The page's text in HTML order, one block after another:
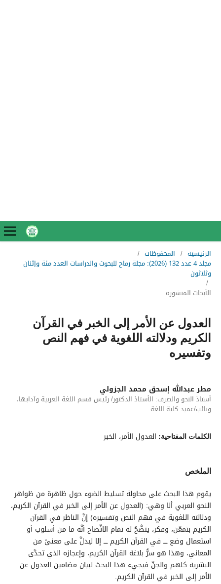
الرئيسية / المحفوظات /
مجلد 4 عدد 132 (2026): مجلة رماح للبحوث والدراسات العدد مئة وإثنان
وثلاثون
/
الأبحاث المنشورة
العدول عن الأمر إلى الخبر في القرآن
الكريم ودلالته اللغوية في فهم النص
وتفسيره
مطر عبدالله إسحق محمد الجزولي
أستاذ النحو والصرف: الأستاذ الدكتور/ رئيس قسم اللغة العربية وآدابها،
ونائب/عميد كلية اللغة
الكلمات المفتاحية: العدول الأمر، الخبر
الملخص
يقوم هذا البحث على محاولة تسليط الضوء حول ظاهرة من ظواهر
النحو العربي ألا وهي: (العدول عن الأمر إلى الخبر في القرآن الكريم،
ودلالته اللغوية في فهم النص وتفسيره) إنَّ الناظر في القرآن
الكريم بتمعّن، وفكر، يتضَّحُ له تمام الاتِّضاح أنَّه ما من أسلوب أو
استعمال وضع ــــ في القرآن الكريم ــــ إلا ليدلَّ على معنىً من
المعاني، وهذا هو سرُّ بلاغة القرآن الكريم، وإعجازه الذي تحدَّى
البشرية كلهم والجنّ فيجيء هذا البحث لبيان مضامين العدول عن
الأمر إلى الخبر في القرآن الكريم.